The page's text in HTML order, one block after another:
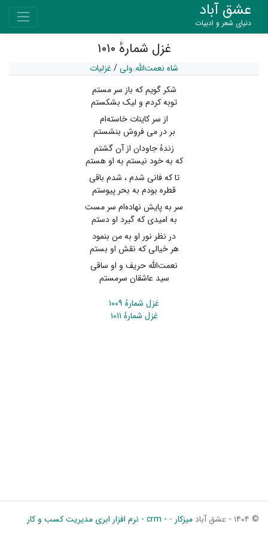
عشق آباد
دنیای شعر و ادبیات
غزل شمارهٔ ۱۰۱۰
شاه نعمت‌الله ولی/ غزلیات
شکر گویم که باز سر مستم
توبه کردم و لیک بشکستم
از سر کاینات خاسته‌ام
بر در می فروش بنشستم
زندهٔ جاودان از آن گشتم
که به خود نیستم به او هستم
تا که فانی شدم ، شدم باقی
قطره بودم به بحر پیوستم
سر به پایش نهاده‌ام سر مست
به امیدی که گیرد او دستم
در نظر نور او به من بنمود
هر خیالی که نقش او بستم
نعمت‌اللّه حریف و او ساقی
سید عاشقان سرمستم
غزل شمارهٔ ۱۰۰۹
غزل شمارهٔ ۱۰۱۱
© ۱۴۰۴ - عشق آباد میزکار - - crm - نرم افزار ابری مدیریت کسب و کار